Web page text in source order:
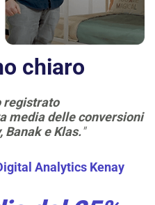
chiaro
registrato
media delle conversioni
Banak e Klas."
Analytics Kenay